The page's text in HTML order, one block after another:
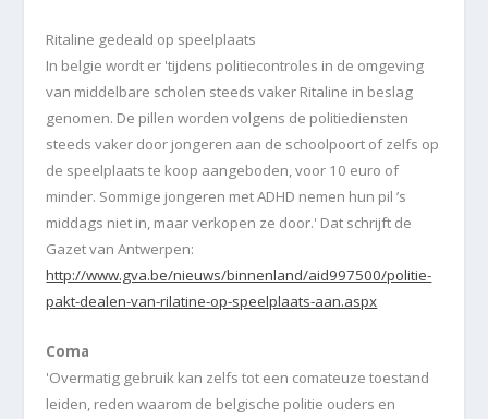
Ritaline gedeald op speelplaats
In belgiewordt er 'tijdens politiecontroles in de omgeving
van middelbare scholen steeds vaker Ritaline in beslag
genomen. De pillen worden volgens de politiediensten
steeds vaker door jongeren aan de schoolpoort of zelfs op
de speelplaats te koop aangeboden, voor 10 euro of
minder. Sommige jongeren met ADHD nemen hun pil ’s
middags niet in, maar verkopen ze door.' Dat schrijft de
Gazet van Antwerpen:
http://www.gva.be/nieuws/binnenland/aid997500/politie-
pakt-dealen-van-rilatine-op-speelplaats-aan.aspx
Coma
'Overmatig gebruik kan zelfs tot een comateuze toestand
leiden, reden waarom de belgische politie ouders en